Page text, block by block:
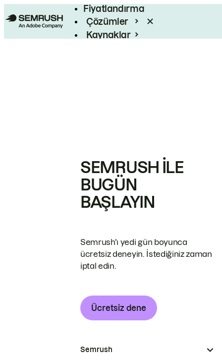
Fiyatlandırma
Çözümler
Kaynaklar
SEMRUSH ILE
BUGÜN
BAŞLAYIN
Semrush'ı yedi gün boyunca
ücretsiz deneyin. İstediğiniz zaman
iptal edin.
Ücretsiz dene
Semrush